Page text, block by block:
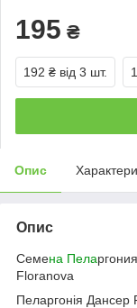
195 ₴
192 ₴ від 3 шт.
Опис
Опис
Семена Пела
Floranova
Пеларгонія Дансер